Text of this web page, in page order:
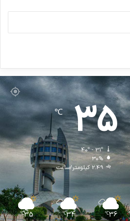
35
℃
40º - 31º
30%
2.49 کیلومتر/ساعت
36
℃
34
℃
35
℃